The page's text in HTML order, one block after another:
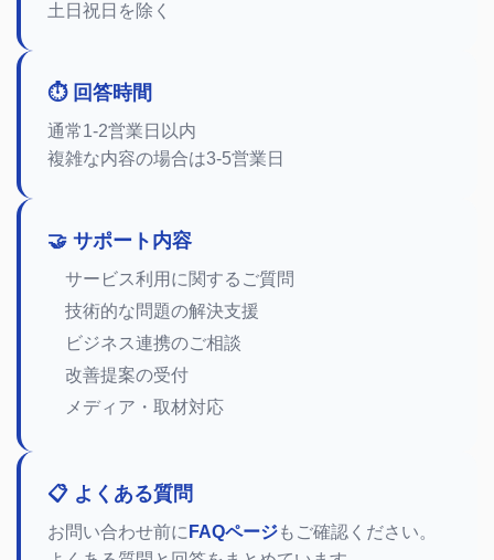
土日祝日を除く
⏱️ 回答時間
通常1-2営業日以内
複雑な内容の場合は3-5営業日
🤝 サポート内容
サービス利用に関するご質問
技術的な問題の解決支援
ビジネス連携のご相談
改善提案の受付
メディア・取材対応
📋 よくある質問
お問い合わせ前に FAQページもご確認ください。